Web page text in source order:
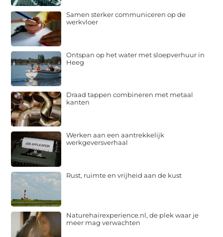
Samen sterker communiceren op de
werkvloer
Ontspan op het water met sloepverhuur in
Heeg
Draad tappen combineren met metaal
kanten
Werken aan een aantrekkelijk
werkgeversverhaal
Rust, ruimte en vrijheid aan de kust
Naturehairexperience.nl, de plek waar je
meer mag verwachten